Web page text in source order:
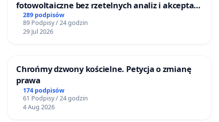
fotowoltaiczne bez rzetelnych analiz i akceptacji
mieszkańców
289 podpisów
89 Podpisy / 24 godzin
29 Jul 2026
Chrońmy dzwony kościelne. Petycja o zmianę
prawa
174 podpisów
61 Podpisy / 24 godzin
4 Aug 2026